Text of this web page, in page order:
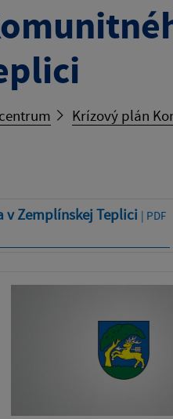
Krízový plán
v Zemplínskej Teplici | PDF